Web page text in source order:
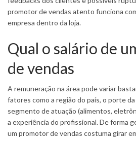
promotor de vendas atento funciona
empresa dentro da loja.
Qual o salário de
de vendas
A remuneração na área pode variar
fatores como a região do país, o porte
segmento de atuação (alimentos,
a experiência do profissional. De forma
um promotor de vendas costuma girar